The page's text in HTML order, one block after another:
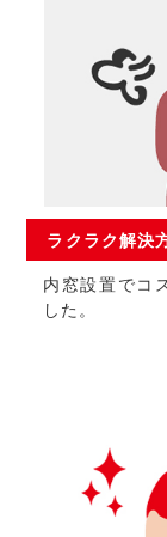
ラクラク解決
内窓設置でコ
した。